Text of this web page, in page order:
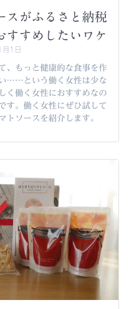
スがふるさと納税
すすめしたいワケ
1日
、もっと健康的な食事を作
……という働く女性は少な
く働く女性におすすめなの
す。働く女性にぜひ試して
トソースを紹介します。